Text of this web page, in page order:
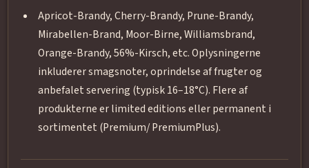
Apricot-Brandy, Cherry-Brandy, Prune-Brandy,
Mirabellen-Brand, Moor-Birne, Williamsbrand,
Orange-Brandy, 56%-Kirsch, etc. Oplysningerne
inkluderer smagsnoter, oprindelse af frugter og
anbefalet servering (typisk 16–18°C). Flere af
produkterne er limited editions eller permanent i
sortimentet (Premium/ PremiumPlus).